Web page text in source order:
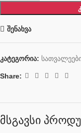
შენახვა
კატეგორია:
Share:
მსგავსი